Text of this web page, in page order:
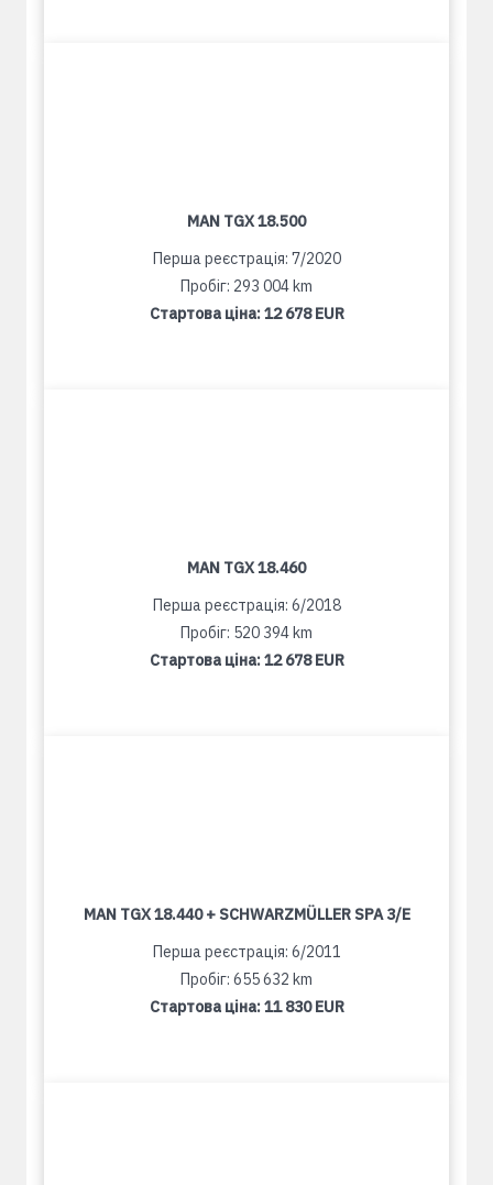
MAN TGX 18.500
Перша реєстрація: 7/2020
Пробіг: 293 004 km
Стартова ціна:12 678 EUR
MAN TGX 18.460
Перша реєстрація: 6/2018
Пробіг: 520 394 km
Стартова ціна:12 678 EUR
MAN TGX 18.440 + SCHWARZMÜLLER SPA 3/E
Перша реєстрація: 6/2011
Пробіг: 655 632 km
Стартова ціна:11 830 EUR